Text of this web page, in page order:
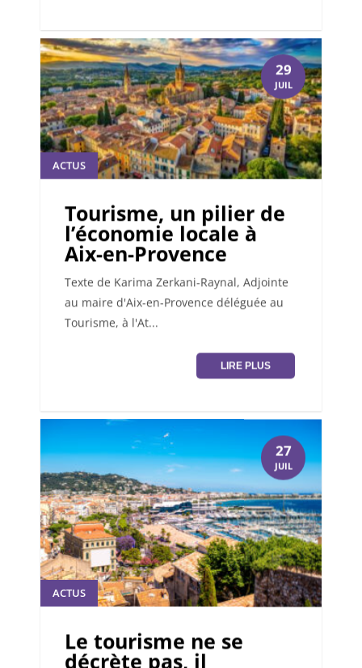
29
JUIL
ACTUS
Tourisme, un pilier de
l’économie locale à
Aix-en-Provence
Texte de Karima Zerkani-Raynal, Adjointe
au maire d'Aix-en-Provence déléguée au
Tourisme, à l'At...
LIRE PLUS
27
JUIL
ACTUS
Le tourisme ne se
décrète pas, il